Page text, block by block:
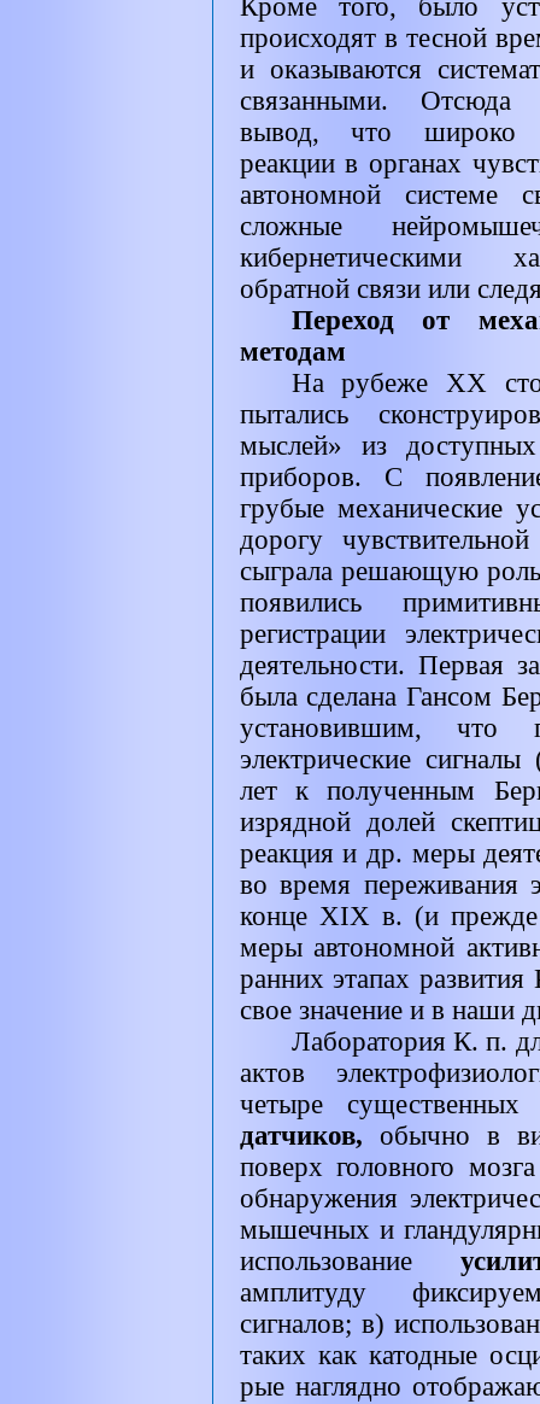
Кроме того, было
происходят в тесной
и оказываются
связанными. Отсюда
вывод, что широко
реакции в органах
автономной системе
сложные
кибернетическими
обратной связи или
Переход от
методам
На рубежеXX
пытались
мыслей» из
приборов. С
грубые механические
дорогу
сыграла решающую
появились
регистрации
деятельности. Первая
была сделана Гансом
установившим, что
электрические
лет к полученным
изрядной долей
реакция и др. меры
во время переживания
конце XIX в. (и
меры автономной
ранних этапах
свое значение и в наши
Лаборатория К. п.
актов
четыре существенных
датчиков, обычно в
поверх головного
обнаружения
мышечных и
использование
амплитуду
сигналов; в)
таких как катодные
рые наглядно